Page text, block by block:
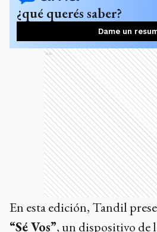
¿qué querés saber?
Dame un
Ads
En esta edición, Tandil
“Sé Vos”, un dispositivo de